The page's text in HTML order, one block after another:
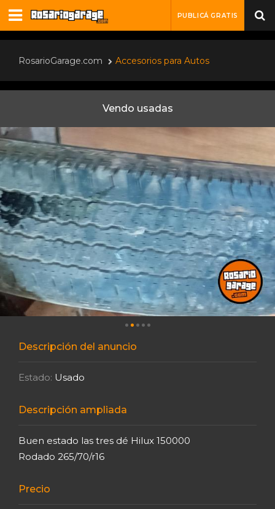
PUBLICÁ GRATIS
RosarioGarage.com Accesorios para Autos
Vendo usadas
Descripción del anuncio
Estado: Usado
Descripción ampliada
Buen estado las tres dé Hilux 150000
Rodado 265/70/r16
Precio